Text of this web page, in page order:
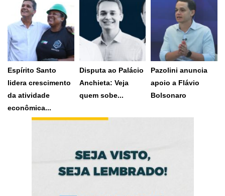
governador...
6 de agosto de
2026
Espírito Santo,...
4 de agosto de
terça-feira...
30 de julho de
2026
Espírito Santo
lidera crescimento
da atividade
econômica...
Estado registrou alta
Disputa ao Palácio
Anchieta: Veja
quem sobe...
provável, com...
Pazolini anuncia
apoio a Flávio
Bolsonaro
Vitória e pré-